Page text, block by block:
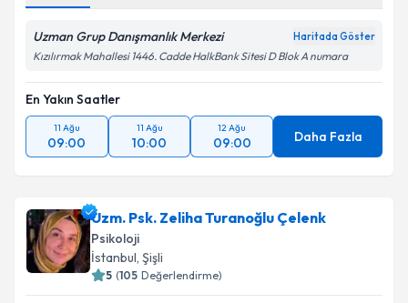
Uzman Grup Danışmanlık Merkezi Haritada Göster
Kızılırmak Mahallesi 1446. Cadde HalkBank Sitesi D Blok A numara
En Yakın Saatler
11 Ağu
09:00
11 Ağu
10:00
12 Ağu
09:00 Daha Fazla
Uzm. Psk. Zeliha Turanoğlu Çelenk
Psikoloji
İstanbul, Şişli
5 (105 Değerlendirme)